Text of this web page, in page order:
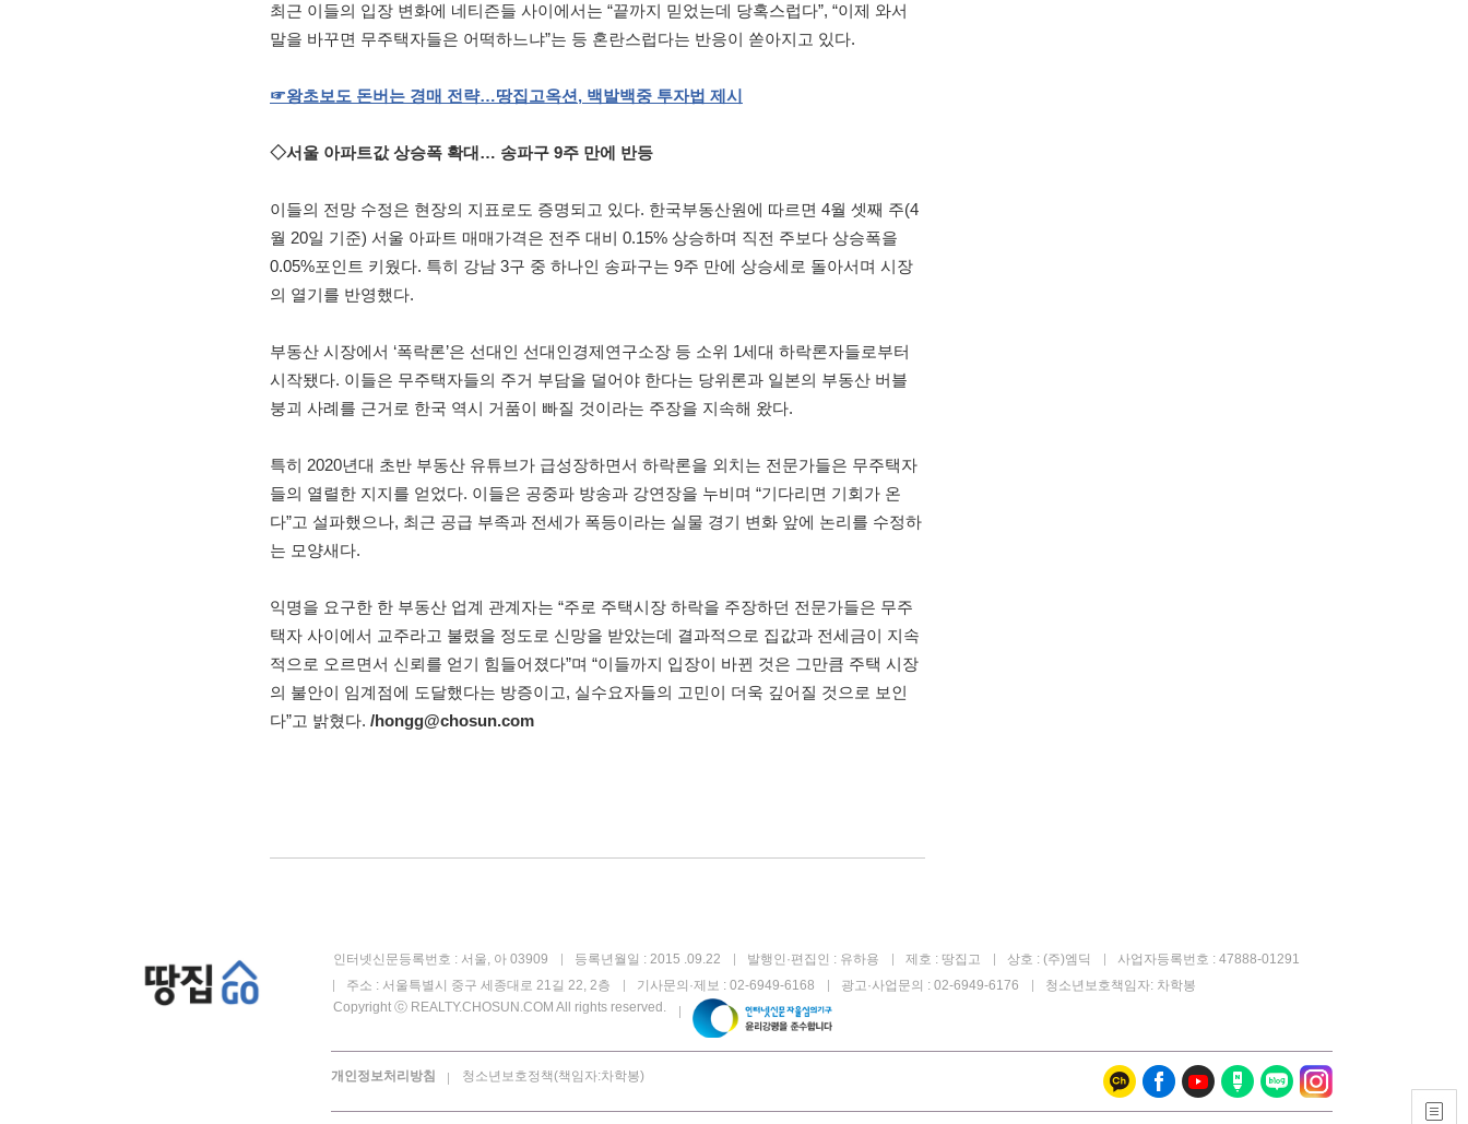
최근 이들의 입장 변화에 네티즌들 사이에서는 “끝까지 믿었는데 당혹스럽다”, “이제 와서
말을 바꾸면 무주택자들은 어떡하느냐”는 등 혼란스럽다는 반응이 쏟아지고 있다.
☞왕초보도 돈버는 경매 전략…땅집고옥션, 백발백중 투자법 제시
◇서울 아파트값 상승폭 확대… 송파구 9주 만에 반등
이들의 전망 수정은 현장의 지표로도 증명되고 있다. 한국부동산원에 따르면 4월 셋째 주(4
월 20일 기준) 서울 아파트 매매가격은 전주 대비 0.15% 상승하며 직전 주보다 상승폭을
0.05%포인트 키웠다. 특히 강남 3구 중 하나인 송파구는 9주 만에 상승세로 돌아서며 시장
의 열기를 반영했다.
부동산 시장에서 ‘폭락론’은 선대인 선대인경제연구소장 등 소위 1세대 하락론자들로부터
시작됐다. 이들은 무주택자들의 주거 부담을 덜어야 한다는 당위론과 일본의 부동산 버블
붕괴 사례를 근거로 한국 역시 거품이 빠질 것이라는 주장을 지속해 왔다.
특히 2020년대 초반 부동산 유튜브가 급성장하면서 하락론을 외치는 전문가들은 무주택자
들의 열렬한 지지를 얻었다. 이들은 공중파 방송과 강연장을 누비며 “기다리면 기회가 온
다”고 설파했으나, 최근 공급 부족과 전세가 폭등이라는 실물 경기 변화 앞에 논리를 수정하
는 모양새다.
익명을 요구한 한 부동산 업계 관계자는 “주로 주택시장 하락을 주장하던 전문가들은 무주
택자 사이에서 교주라고 불렸을 정도로 신망을 받았는데 결과적으로 집값과 전세금이 지속
적으로 오르면서 신뢰를 얻기 힘들어졌다”며 “이들까지 입장이 바뀐 것은 그만큼 주택 시장
의 불안이 임계점에 도달했다는 방증이고, 실수요자들의 고민이 더욱 깊어질 것으로 보인
다”고 밝혔다. /hongg@chosun.com
인터넷신문등록번호 : 서울, 아 03909 등록년월일 : 2015 .09.22 발행인·편집인 : 유하용 제호 : 땅집고 상호 : (주)엠딕
사업자등록번호 : 47888-01291
주소 : 서울특별시 중구 세종대로 21길 22, 2층
기사문의·제보 : 02-6949-6168 광고·사업문의 : 02-6949-6176
청소년보호책임자: 차학봉
Copyright ⓒ REALTY.CHOSUN.COM All rights reserved.
개인정보처리방침 청소년보호정책(책임자:차학봉)